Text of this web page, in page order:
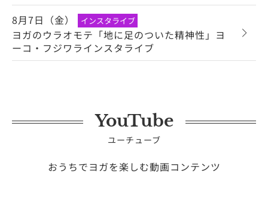
8月7日（金）
インスタライブ
ヨガのウラオモテ「地に足のついた精神性」ヨ
ーコ・フジワラインスタライブ
YouTube
ユーチューブ
おうちでヨガを楽しむ動画コンテンツ